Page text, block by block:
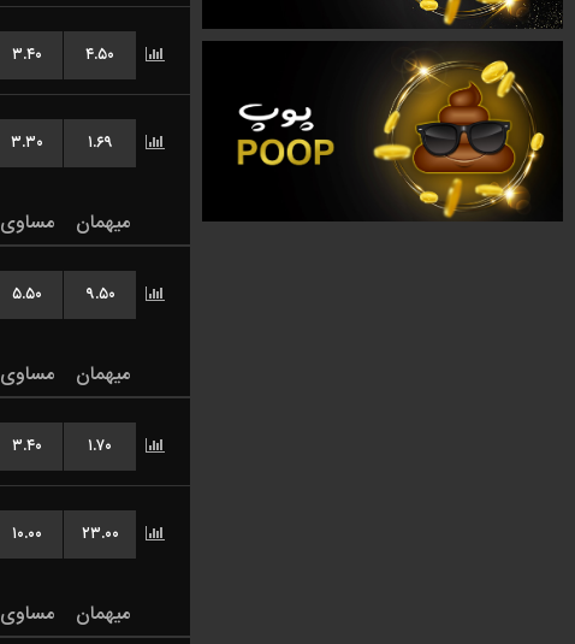
۳.۴۰ ۴.۵۰
۳.۳۰ ۱.۶۹
مساوی میهمان
۵.۵۰ ۹.۵۰
مساوی میهمان
۳.۴۰ ۱.۷۰
۱۰.۰۰ ۲۳.۰۰
مساوی میهمان